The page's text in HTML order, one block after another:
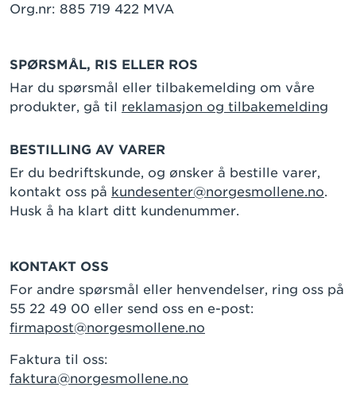
Org.nr: 885 719 422 MVA
SPØRSMÅL, RIS ELLER ROS
Har du spørsmål eller tilbakemelding om våre
produkter, gå til reklamasjon og tilbakemelding
BESTILLING AV VARER
Er du bedriftskunde, og ønsker å bestille varer,
kontakt oss på kundesenter@norgesmollene.no.
Husk å ha klart ditt kundenummer.
KONTAKT OSS
For andre spørsmål eller henvendelser, ring oss på
55 22 49 00 eller send oss en e-post:
firmapost@norgesmollene.no
Faktura til oss:
faktura@norgesmollene.no